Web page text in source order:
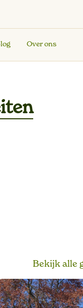
Over ons
Bekijk alle